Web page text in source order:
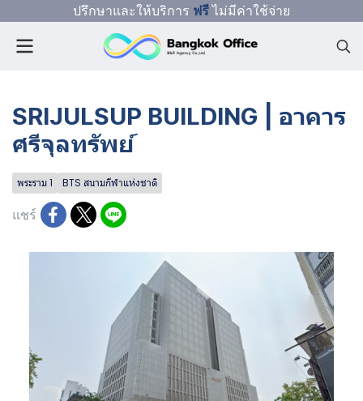
ปรึกษาและให้บริการ ฟรีไม่มีค่าใช้จ่าย
SRIJULSUP BUILDING | อาคาร
ศรีจุลทรัพย์
พระราม 1 BTS สนามกีฬาแห่งชาติ
แชร์